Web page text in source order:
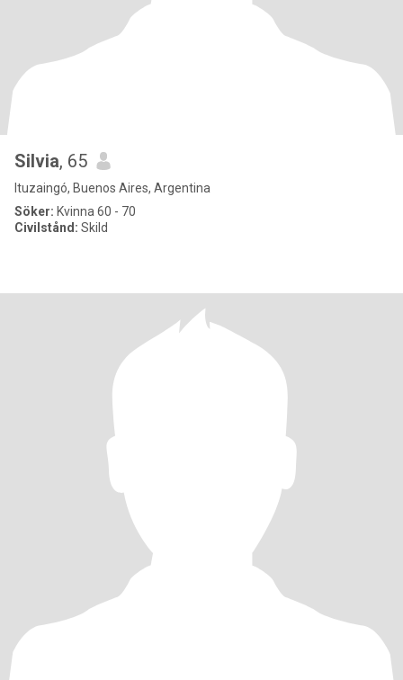
Silvia, 65
Ituzaingó, Buenos Aires, Argentina
Söker: Kvinna 60 - 70
Civilstånd: Skild